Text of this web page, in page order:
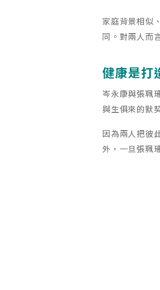
家庭背景相似
同。對兩人而
健康是打
岑永康與張珮
與生俱來的默
因為兩人把彼
外，一旦張珮